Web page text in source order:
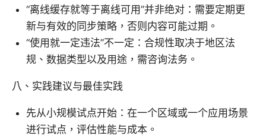
“离线缓存就等于离线可用”并非绝对：需要定期更
新与有效的同步策略，否则内容可能过期。
“使用就一定违法”不一定：合规性取决于地区法
规、数据类型以及用途，需咨询法务。
八、实践建议与最佳实践
先从小规模试点开始：在一个区域或一个应用场景
进行试点，评估性能与成本。